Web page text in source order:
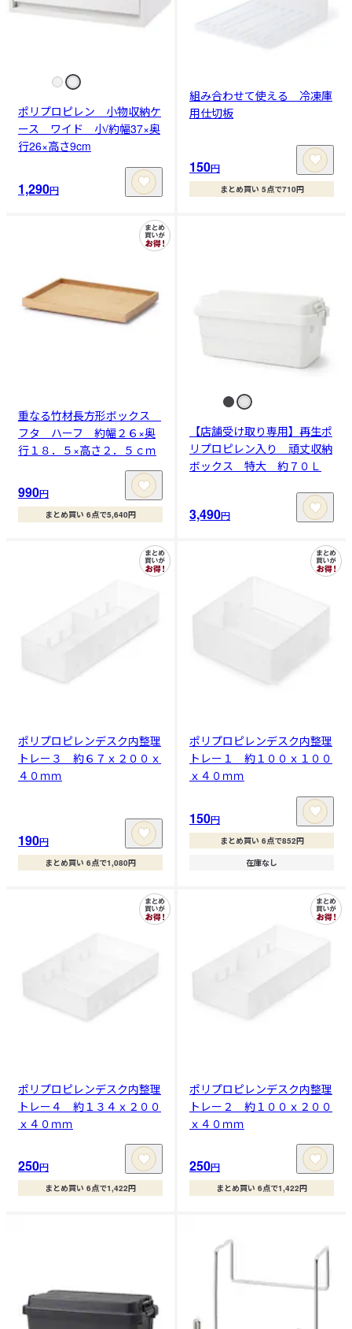
ポリプロピレン 小物収納ケ
ース ワイド 小/約幅37×奥
行26×高さ9cm
1,290円
組み合わせて使える 冷凍庫
用仕切板
150円
まとめ買い 5点で710円
重なる竹材長方形ボックス
フタ ハーフ 約幅２６×奥
行１８．５×高さ２．５ｃｍ
990円
まとめ買い 6点で5,640円
【店舗受け取り専用】再生ポ
リプロピレン入り 頑丈収納
ボックス 特大 約７０Ｌ
3,490円
ポリプロピレンデスク内整理
トレー３ 約６７ｘ２００ｘ
４０ｍｍ
190円
まとめ買い 6点で1,080円
ポリプロピレンデスク内整理
トレー１ 約１００ｘ１００
ｘ４０ｍｍ
150円
まとめ買い 6点で852円
在庫なし
ポリプロピレンデスク内整理
トレー４ 約１３４ｘ２００
ｘ４０ｍｍ
250円
まとめ買い 6点で1,422円
ポリプロピレンデスク内整理
トレー２ 約１００ｘ２００
ｘ４０ｍｍ
250円
まとめ買い 6点で1,422円